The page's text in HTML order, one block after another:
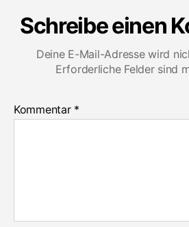
Schreibe einen
Deine E-Mail-Adresse wird
Erforderliche Felder sind
Kommentar *